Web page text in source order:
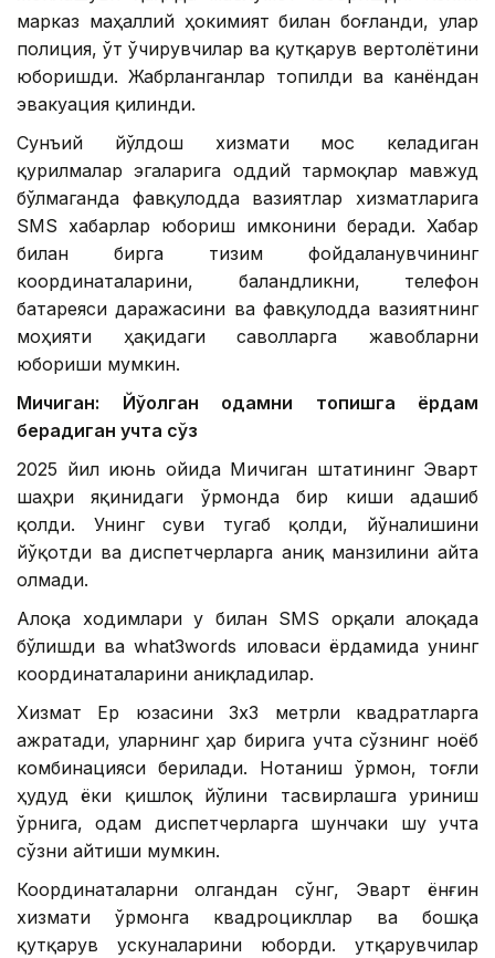
марказ маҳаллий ҳокимият билан боғланди, улар
полиция, ўт ўчирувчилар ва қутқарув вертолётини
юборишди. Жабрланганлар топилди ва канёндан
эвакуация қилинди.
Сунъий йўлдош хизмати мос келадиган
қурилмалар эгаларига оддий тармоқлар мавжуд
бўлмаганда фавқулодда вазиятлар хизматларига
SМS хабарлар юбориш имконини беради. Хабар
билан бирга тизим фойдаланувчининг
координаталарини, баландликни, телефон
батареяси даражасини ва фавқулодда вазиятнинг
моҳияти ҳақидаги саволларга жавобларни
юбориши мумкин.
Мичиган: Йўқолган одамни топишга ёрдам
берадиган учта сўз
2025 йил июнь ойида Мичиган штатининг Эварт
шаҳри яқинидаги ўрмонда бир киши адашиб
қолди. Унинг суви тугаб қолди, йўналишини
йўқотди ва диспетчерларга аниқ манзилини айта
олмади.
Алоқа ходимлари у билан SМS орқали алоқада
бўлишди ва what3words иловаси ёрдамида унинг
координаталарини аниқладилар.
Хизмат Ер юзасини 3х3 метрли квадратларга
ажратади, уларнинг ҳар бирига учта сўзнинг ноёб
комбинацияси берилади. Нотаниш ўрмон, тоғли
ҳудуд ёки қишлоқ йўлини тасвирлашга уриниш
ўрнига, одам диспетчерларга шунчаки шу учта
сўзни айтиши мумкин.
Координаталарни олгандан сўнг, Эварт ёнғин
хизмати ўрмонга квадроцикллар ва бошқа
қутқарув ускуналарини юборди. Қутқарувчилар